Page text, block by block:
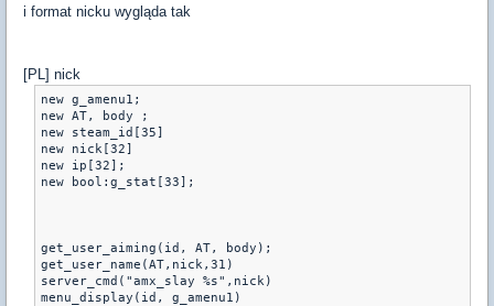
i format nicku wygląda tak
[PL] nick
new g_amenu1;
new AT, body ;
new steam_id[35]
new nick[32]
new ip[32];
new bool:g_stat[33];
get_user_aiming(id, AT, body);
get_user_name(AT,nick,31)
server_cmd("amx_slay %s",nick)